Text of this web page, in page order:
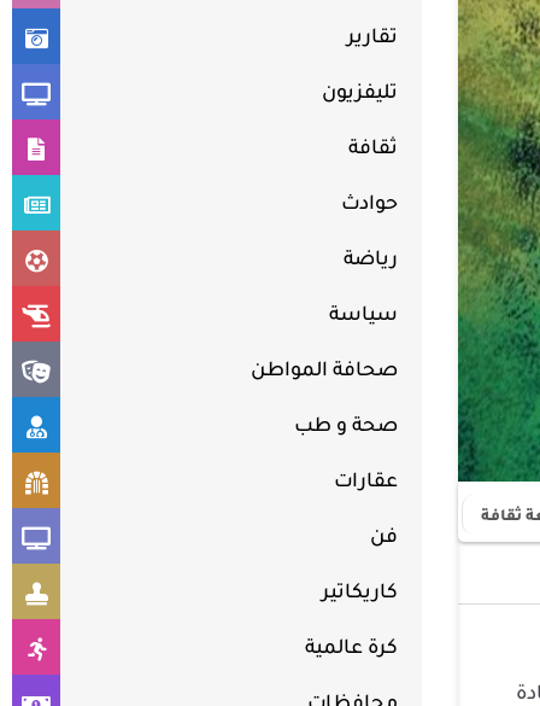
ثقافة
تقارير
تليفزيون
ثقافة
حوادث
رياضة
سياسة
صحافة المواطن
صحة و طب
عقارات
فن
كاريكاتير
كرة عالمية